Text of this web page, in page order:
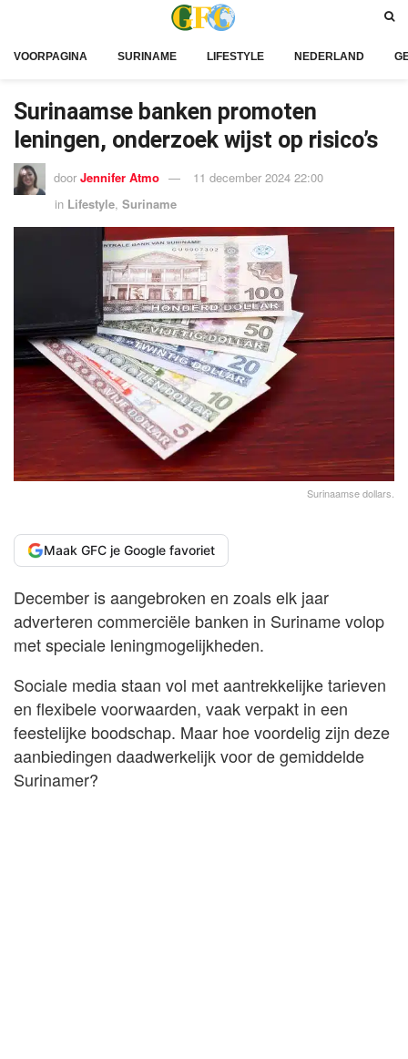
VOORPAGINA SURINAME LIFESTYLE NEDERLAND
Surinaamse banken promoten
leningen, onderzoek wijst op risico’s
door Jennifer Atmo
11 december 2024 22:00
in Lifestyle, Suriname
Surinaamse dollars.
Maak GFC je Google favoriet
December is aangebroken en zoals elk jaar
adverteren commerciële banken in Suriname volop
met speciale leningmogelijkheden.
Sociale media staan vol met aantrekkelijke tarieven
en flexibele voorwaarden, vaak verpakt in een
feestelijke boodschap. Maar hoe voordelig zijn deze
aanbiedingen daadwerkelijk voor de gemiddelde
Surinamer?